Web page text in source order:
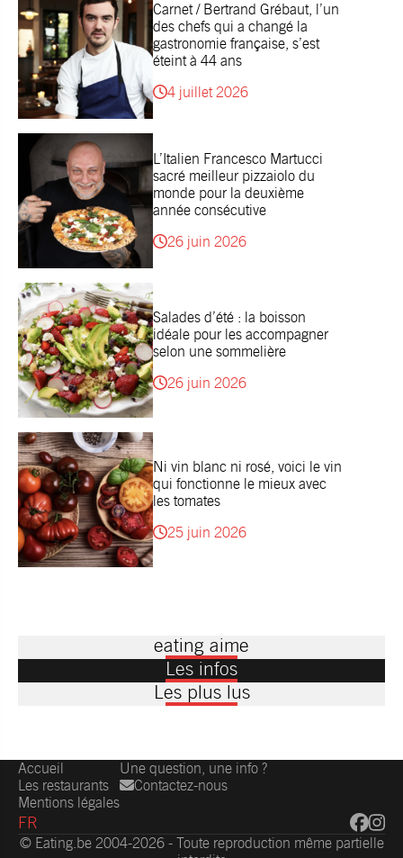
Carnet / Bertrand Grébaut, l’un
des chefs qui a changé la
gastronomie française, s’est
éteint à 44 ans
4 juillet 2026
L’Italien Francesco Martucci
sacré meilleur pizzaiolo du
monde pour la deuxième
année consécutive
26 juin 2026
Salades d’été : la boisson
idéale pour les accompagner
selon une sommelière
26 juin 2026
Ni vin blanc ni rosé, voici le vin
qui fonctionne le mieux avec
les tomates
25 juin 2026
eating aime
Les infos
Les plus lus
Accueil
Les restaurants
Mentions légales
Une question, une info ?
Contactez-nous
FR
© Eating.be 2004-2026 - Toute reproduction même partielle